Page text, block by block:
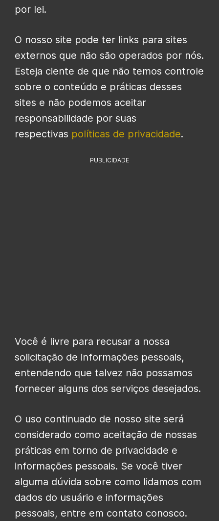
por lei.
O nosso site pode ter links para sites
externos que não são operados por nós.
Esteja ciente de que não temos controle
sobre o conteúdo e práticas desses
sites e não podemos aceitar
responsabilidade por suas
respectivas políticas de privacidade.
PUBLICIDADE
Você é livre para recusar a nossa
solicitação de informações pessoais,
entendendo que talvez não possamos
fornecer alguns dos serviços desejados.
O uso continuado de nosso site será
considerado como aceitação de nossas
práticas em torno de privacidade e
informações pessoais. Se você tiver
alguma dúvida sobre como lidamos com
dados do usuário e informações
pessoais, entre em contato conosco.